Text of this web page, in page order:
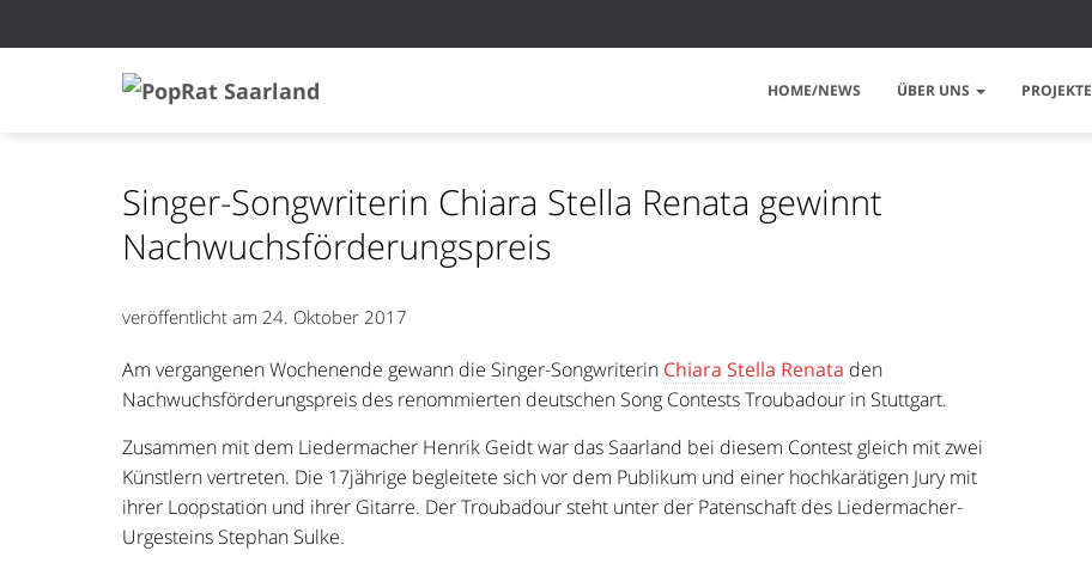
HOME/NEWS ÜBER UNS PROJEKTE
Singer-Songwriterin Chiara Stella Renata gewinnt
Nachwuchsförderungspreis
veröffentlicht am 24. Oktober 2017
Am vergangenen Wochenende gewann die Singer-Songwriterin Chiara Stella Renata den
Nachwuchsförderungspreis des renommierten deutschen Song Contests Troubadour in Stuttgart.
Zusammen mit dem Liedermacher Henrik Geidt war das Saarland bei diesem Contest gleich mit zwei
Künstlern vertreten. Die 17jährige begleitete sich vor dem Publikum und einer hochkarätigen Jury mit
ihrer Loopstation und ihrer Gitarre. Der Troubadour steht unter der Patenschaft des Liedermacher-
Urgesteins Stephan Sulke.